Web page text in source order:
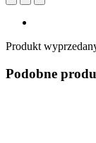
Produkt
Podobne